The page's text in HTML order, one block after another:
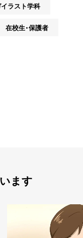
ラスト学科
在校生・保護者
ます